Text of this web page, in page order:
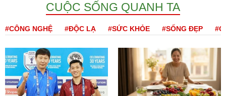
CUỘC SỐNG QUANH TA
#CÔNG NGHỆ #ĐỘC LẠ #SỨC KHỎE #SỐNG ĐẸP